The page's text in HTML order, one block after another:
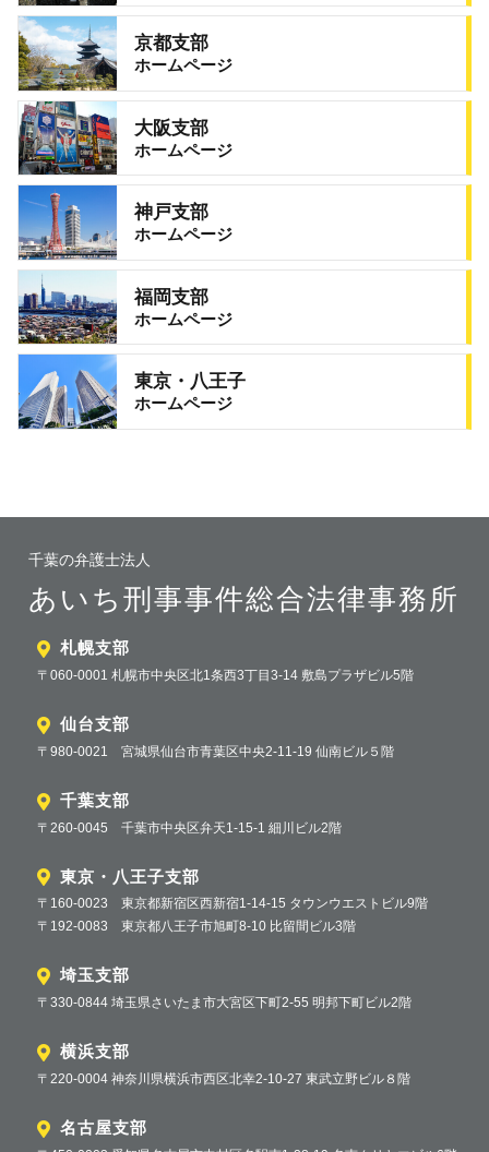
京都支部
ホームページ
大阪支部
ホームページ
神戸支部
ホームページ
福岡支部
ホームページ
東京・八王子
ホームページ
千葉の弁護士法人
あいち刑事事件総合法律事務所
札幌支部
〒060-0001 札幌市中央区北1条西3丁目3-14 敷島プラザビル5階
仙台支部
〒980-0021 宮城県仙台市青葉区中央2-11-19 仙南ビル５階
千葉支部
〒260-0045 千葉市中央区弁天1-15-1 細川ビル2階
東京・八王子支部
〒160-0023 東京都新宿区西新宿1-14-15 タウンウエストビル9階
〒192-0083 東京都八王子市旭町8-10 比留間ビル3階
埼玉支部
〒330-0844 埼玉県さいたま市大宮区下町2-55 明邦下町ビル2階
横浜支部
〒220-0004 神奈川県横浜市西区北幸2-10-27 東武立野ビル８階
名古屋支部